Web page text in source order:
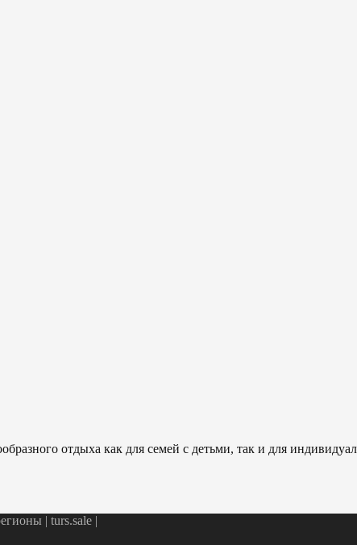
отдыха как для семей с детьми, так и для
| turs.sale |